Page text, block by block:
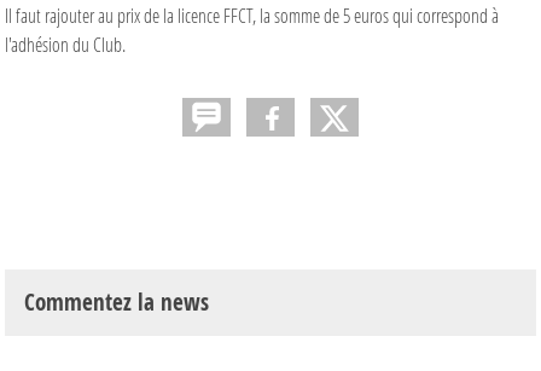
Il faut rajouter au prix de la licence FFCT, la somme de 5 euros qui correspond à
l'adhésion du Club.
Commentez la news